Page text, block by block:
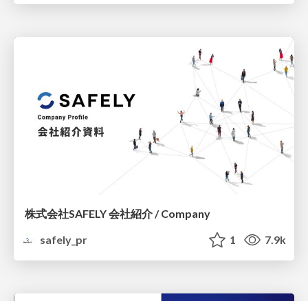
株式会社SAFELY 会社紹介 / Company
safely_pr
1 7.9k